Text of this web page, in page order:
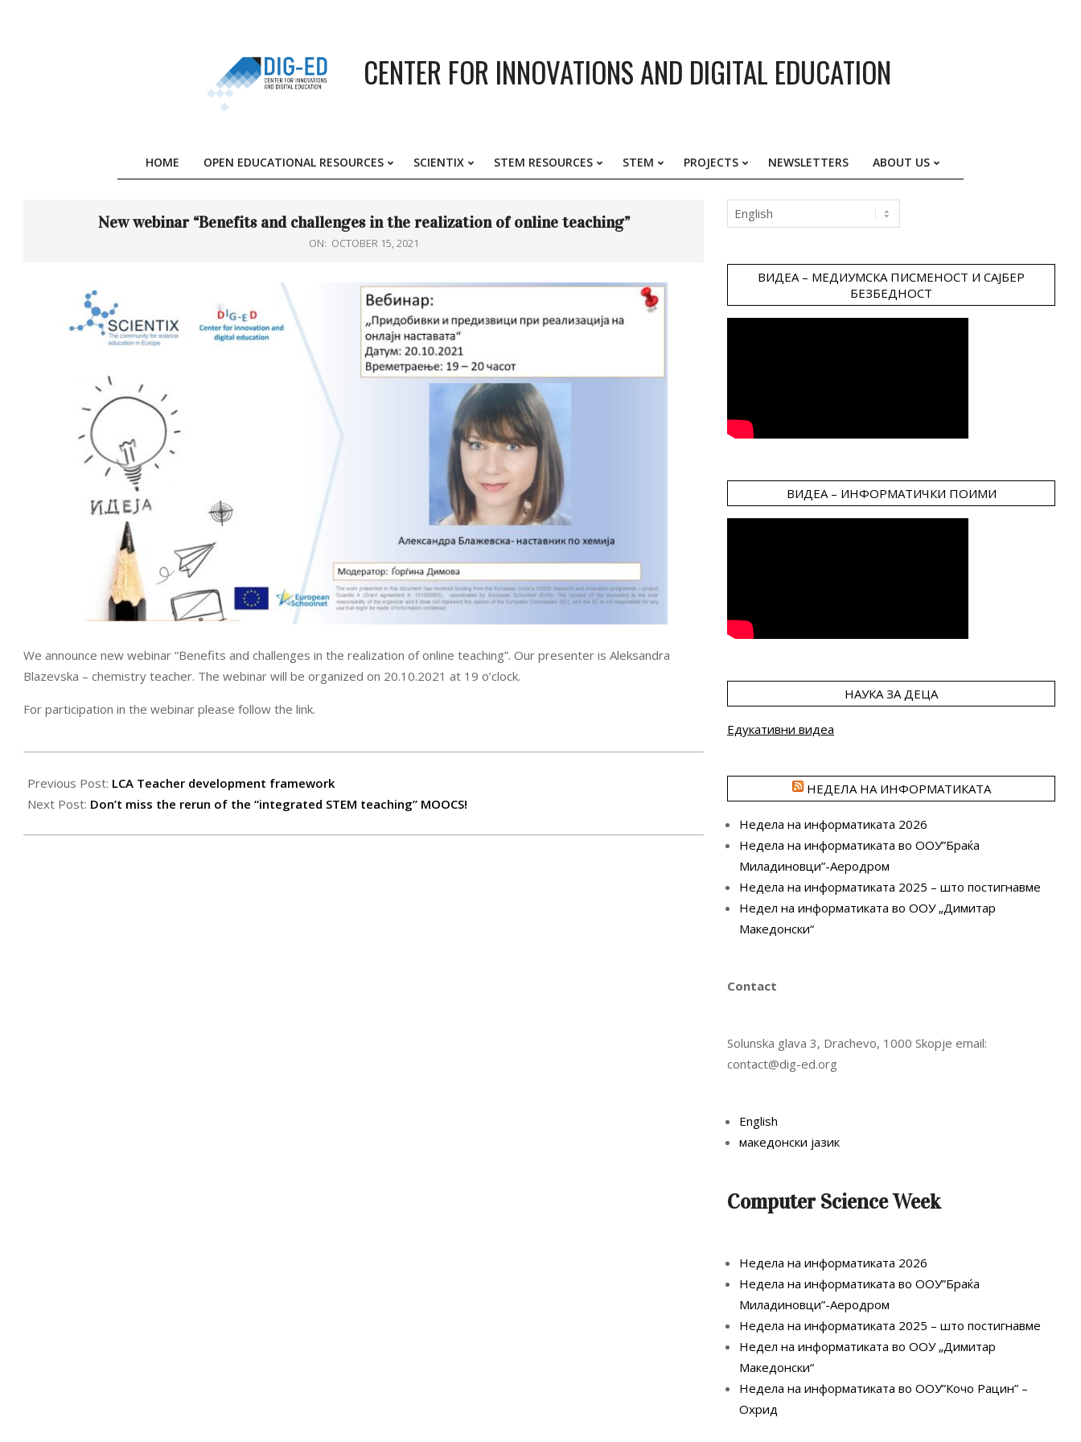
CENTER FOR INNOVATIONS AND DIGITAL EDUCATION
Primary
Menu
HOME OPEN EDUCATIONAL RESOURCES SCIENTIX STEM RESOURCES STEM PROJECTS NEWSLETTERS ABOUT US
New webinar “Benefits and challenges in the realization of online teaching”
ON: OCTOBER 15, 2021
We announce new webinar “Benefits and challenges in the realization of online teaching”. Our presenter is Aleksandra
Blazevska – chemistry teacher. The webinar will be organized on 20.10.2021 at 19 o’clock.
For participation in the webinar please follow the link.
10-
15
Previous Post: LCA Teacher development framework
Next Post: Don’t miss the rerun of the “integrated STEM teaching” MOOCS!
Choose
a
ВИДЕА – МЕДИУМСКА ПИСМЕНОСТ И САЈБЕР
БЕЗБЕДНОСТ
ВИДЕА – ИНФОРМАТИЧКИ ПОИМИ
НАУКА ЗА ДЕЦА
Едукативни видеа
НЕДЕЛА НА ИНФОРМАТИКАТА
Недела на информатиката 2026
Недела на информатиката во ООУ”Браќа
Миладиновци”-Аеродром
Недела на информатиката 2025 – што постигнавме
Недел на информатиката во ООУ „Димитар
Македонски“
Contact
Solunska glava 3, Drachevo, 1000 Skopje email:
contact@dig-ed.org
English
македонски јазик
Computer Science Week
Недела на информатиката 2026
Недела на информатиката во ООУ”Браќа
Миладиновци”-Аеродром
Недела на информатиката 2025 – што постигнавме
Недел на информатиката во ООУ „Димитар
Македонски“
Недела на информатиката во ООУ”Кочо Рацин” –
Охрид